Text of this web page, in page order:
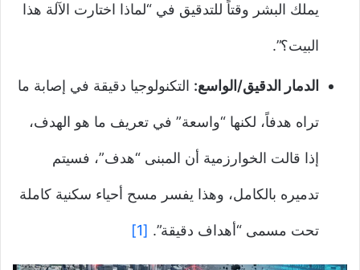
يملك البشر وقتاً للتدقيق في “لماذا اختارت الآلة هذا
البيت؟”.
الدمار الدقيق/الواسع: التكنولوجيا دقيقة في إصابة ما
تراه هدفاً، لكنها “واسعة” في تعريف ما هو الهدف،
إذا قالت الخوارزمية أن المبنى “هدف”، فسيتم
تدميره بالكامل، وهذا يفسر مسح أحياء سكنية كاملة
تحت مسمى “أهداف دقيقة”. [1]